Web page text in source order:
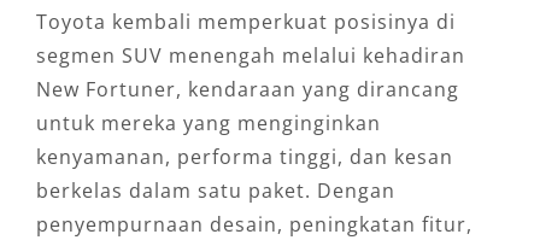
Toyota kembali memperkuat posisinya di
segmen SUV menengah melalui kehadiran
New Fortuner, kendaraan yang dirancang
untuk mereka yang menginginkan
kenyamanan, performa tinggi, dan kesan
berkelas dalam satu paket. Dengan
penyempurnaan desain, peningkatan fitur,